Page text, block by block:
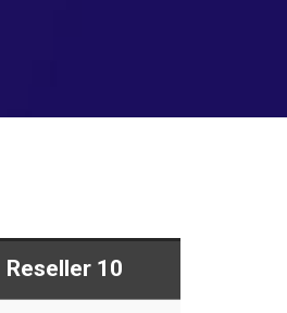
Reseller 10